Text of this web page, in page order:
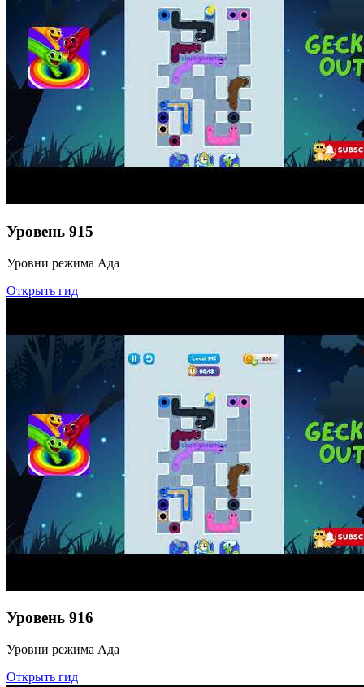
Уровень 915
Уровни режима Ада
Открыть гид
Уровень 916
Уровни режима Ада
Открыть гид